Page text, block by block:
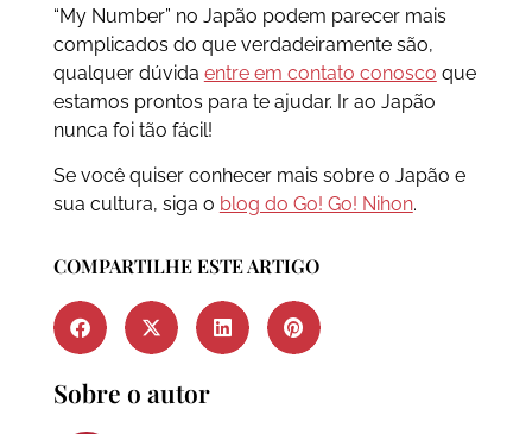
“My Number” no Japão podem parecer mais
complicados do que verdadeiramente são,
qualquer dúvida entre em contato conosco que
estamos prontos para te ajudar. Ir ao Japão
nunca foi tão fácil!
Se você quiser conhecer mais sobre o Japão e
sua cultura, siga o blog do Go! Go! Nihon.
COMPARTILHE ESTE ARTIGO
Sobre o autor